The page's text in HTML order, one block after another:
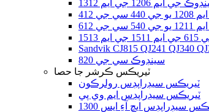
جي ايم 1206 جي ايم 1312
412
612
Sandvik CJ815 QJ241 QJ340
سينڊوڪ سي جي 820
ٽيريڪس ڪرشر جا حصا
ٽيريڪس سيڊراپڊس رولرڪون
ٽيريڪس سيڊراپڊس ايم وي پي
سيڊراپڊس ايڇ آءِ ايس 1300